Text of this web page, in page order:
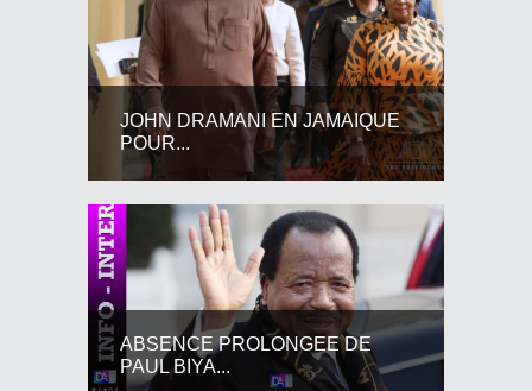
JOHN DRAMANI EN JAMAIQUE
POUR...
ABSENCE PROLONGEE DE
PAUL BIYA...